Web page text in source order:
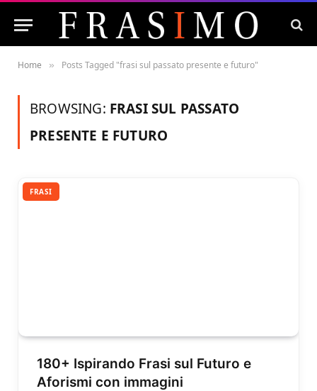
Home » Posts Tagged "frasi sul passato presente e futuro"
BROWSING: FRASI SUL PASSATO
PRESENTE E FUTURO
FRASI
180+ Ispirando Frasi sul Futuro e
Aforismi con immagini